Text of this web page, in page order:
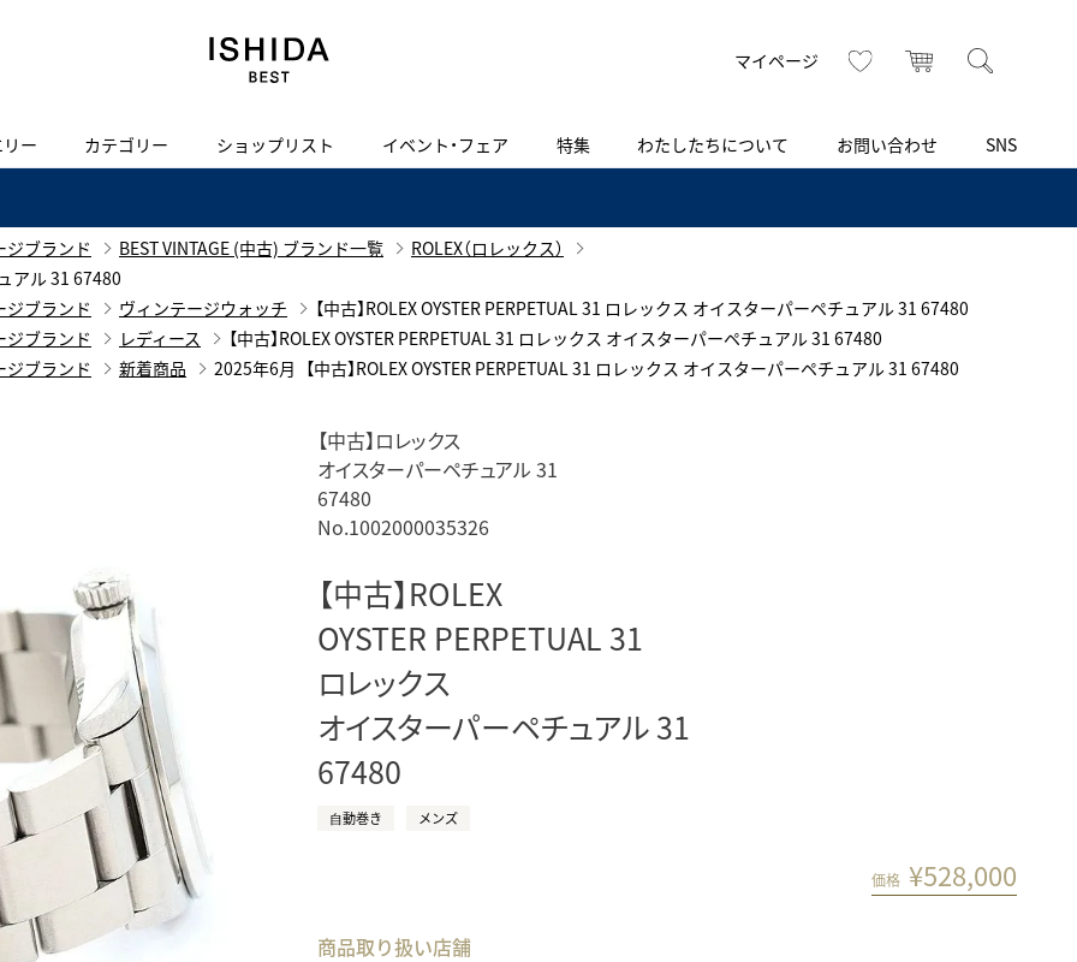
マイページ お気に入りカート
amazfit
アマズフィット
AMIDA
アミダ
ARMINSTROM Arnold & Son
正規取り扱いブランド一覧はこちら
買取り・下取り・委託サービスについて
検索
ヴィンテージブランド一覧はこちら
ー カテゴリー
ヴィンテージブランド
限定商品
ヴィンテージウォッチ
ブライトリング認定中古
レディース
ショップリスト
ISHIDA表参道 ISHIDA N43°（札幌）
Luxury Time Lounge ブライトリング ブティック 銀座
IWC 表参道ブティック
ヒューリックスクエア札幌
ショップリスト一覧はこちら
イベント・フェア 特集 わたしたちについて
採用情報
お問い合わせ SNS
BLOG INSTAGRAM
X TikTok
ジブランド BEST VINTAGE (中古) ブランド一覧
ROLEX（ロレックス）
アル 31 67480
ジブランド
ヴィンテージウォッチ
【中古】ROLEX OYSTER PERPETUAL 31 ロレックス オイスターパーペチュアル 31 67480
ジブランド
レディース
【中古】ROLEX OYSTER PERPETUAL 31 ロレックス オイスターパーペチュアル 31 67480
ジブランド
新着商品 2025年6月 【中古】ROLEX OYSTER PERPETUAL 31 ロレックス オイスターパーペチュアル 31 67480
【中古】ロレックス
オイスターパーペチュアル 31
67480
No.1002000035326
【中古】ROLEX
OYSTER PERPETUAL 31
ロレックス
オイスターパーペチュアル 31
67480
⾃動巻き メンズ
価格 ¥528,000
商品取り扱い店舗
へ